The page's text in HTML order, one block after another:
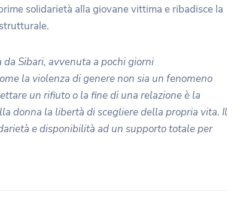
solidarietà alla giovane vittima e ribadisce la
Sibari, avvenuta a pochi giorni
la violenza di genere non sia un fenomeno
un rifiuto o la fine di una relazione è la
donna la libertà di scegliere della propria vita. Il
e disponibilità ad un supporto totale per